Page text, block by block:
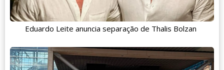
Eduardo Leite anuncia separação de Thalis Bolzan